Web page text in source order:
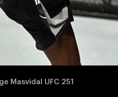
Masvidal UFC 251